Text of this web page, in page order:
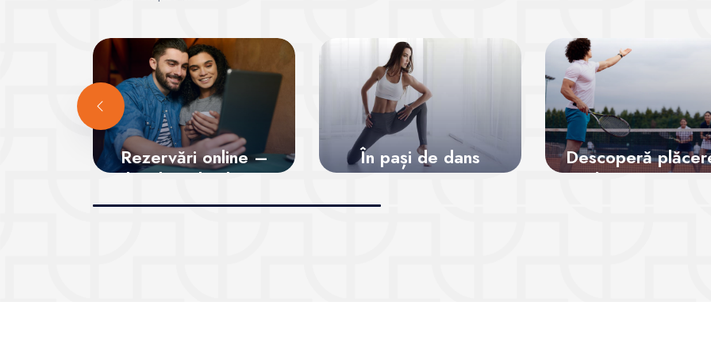
Rezervări online –
locul tău la clase,
garantat!
În pași de dans
Descoperă
de a juca tenis